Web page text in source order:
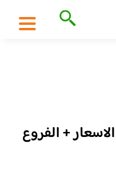
+ الفروع